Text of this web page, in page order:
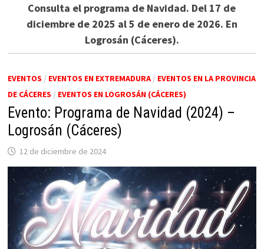
Consulta el programa de Navidad. Del 17 de
diciembre de 2025 al 5 de enero de 2026. En
Logrosán (Cáceres).
EVENTOS / EVENTOS EN EXTREMADURA/ EVENTOS EN LA PROVINCIA
DE CÁCERES / EVENTOS EN LOGROSÁN (CÁCERES)
Evento: Programa de Navidad (2024) –
Logrosán (Cáceres)
12 de diciembre de 2024